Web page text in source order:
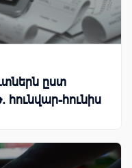
ըստ
հունիս